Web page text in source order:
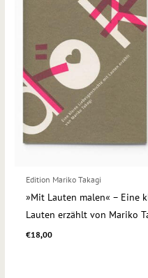
Edition Mariko Takagi
»Mit Lauten malen« – Eine
Lauten erzählt von Mariko
€18,00